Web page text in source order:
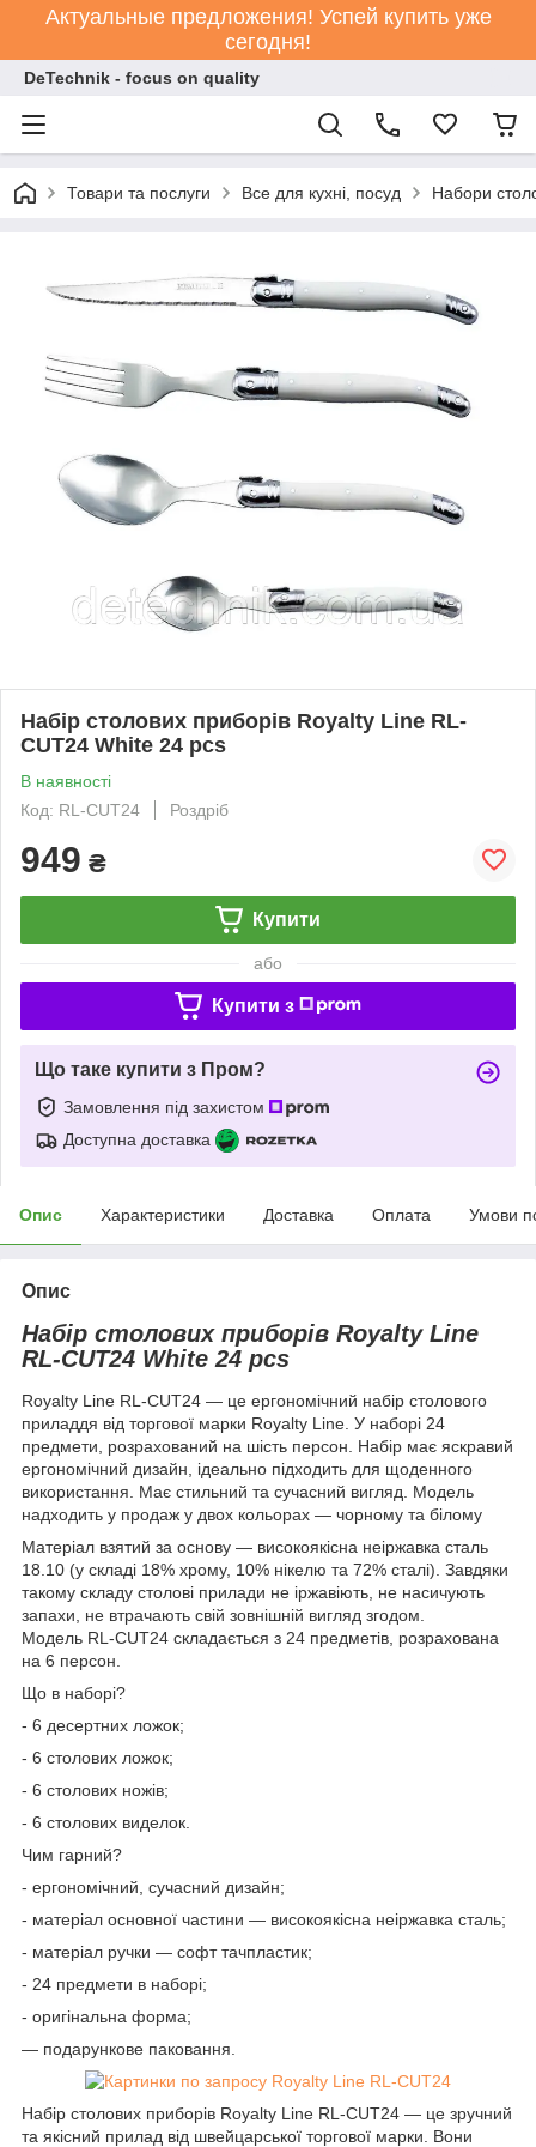
Актуальные предложения! Успей купить уже
сегодня!
DeTechnik - focus on quality
Товари та послуги Все для кухні, посуд Набори
Набір столових приборів Royalty Line RL-
CUT24 White 24 pcs
В наявності
Код: RL-CUT24
Роздріб
949 ₴
Купити
або
Купити з
Що таке купити з Пром?
Замовлення під захистом
Доступна доставка
Опис Характеристики Доставка Оплата Умови
Опис
Набір столових приборів Royalty Line
RL-CUT24 White 24 pcs
Royalty Line RL-CUT24 — це ергономічний набір столового
приладдя від торгової марки Royalty Line. У наборі 24
предмети, розрахований на шість персон. Набір має яскравий
ергономічний дизайн, ідеально підходить для щоденного
використання. Має стильний та сучасний вигляд. Модель
надходить у продаж у двох кольорах — чорному та білому
Матеріал взятий за основу — високоякісна неіржавка сталь
18.10 (у складі 18% хрому, 10% нікелю та 72% сталі). Завдяки
такому складу столові прилади не іржавіють, не насичують
запахи, не втрачають свій зовнішній вигляд згодом.
Модель RL-CUT24 складається з 24 предметів, розрахована
на 6 персон.
Що в наборі?
- 6 десертних ложок;
- 6 столових ложок;
- 6 столових ножів;
- 6 столових виделок.
Чим гарний?
- ергономічний, сучасний дизайн;
- матеріал основної частини — високоякісна неіржавка сталь;
- матеріал ручки — софт тачпластик;
- 24 предмети в наборі;
- оригінальна форма;
— подарункове паковання.
Набір столових приборів Royalty Line RL-CUT24 — це зручний
та якісний прилад від швейцарської торгової марки. Вони